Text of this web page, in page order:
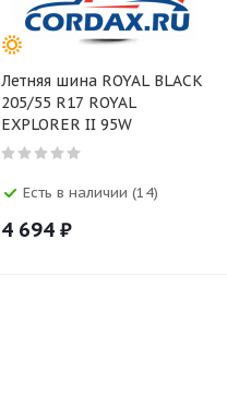
Летняя шина ROYAL BLACK
205/55 R17 ROYAL
EXPLORER II 95W
Есть в наличии (14)
4 694 ₽